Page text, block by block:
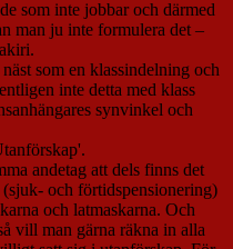
som inte jobbar och därmed
man ju inte formulera det –
som en klassindelning och
inte detta med klass
synvinkel och
andetag att dels finns det
och förtidspensionering)
och latmaskarna. Och
vill man gärna räkna in alla